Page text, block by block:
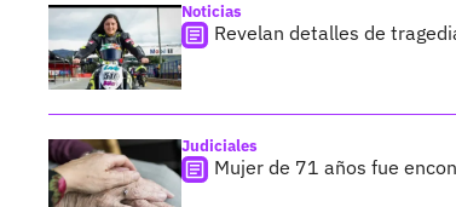
Noticias
Revelan detalles de
Judiciales
Mujer de 71 años fue